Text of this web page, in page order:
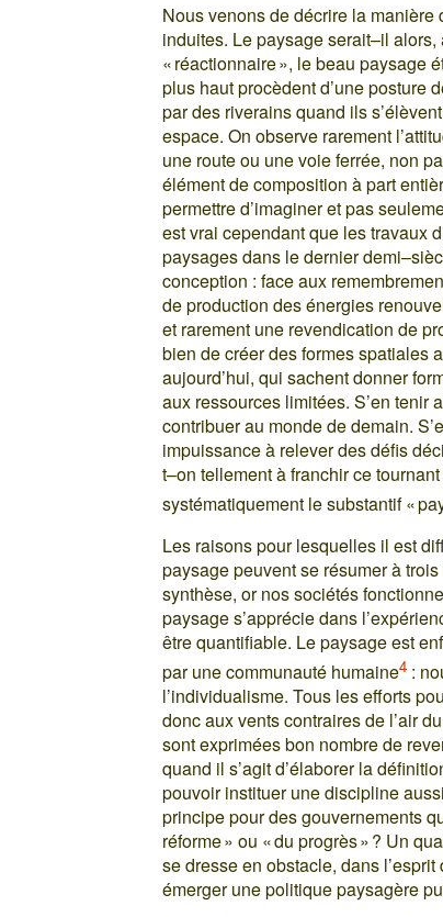
Nous venons de décrire la manière
induites. Le paysage serait–il
« réactionnaire », le beau paysage
plus haut procèdent d’une posture
par des riverains quand ils
espace. On observe rarement
une route ou une voie ferrée, non
élément de composition à part
permettre d’imaginer et pas
est vrai cependant que les travaux
paysages dans le dernier
conception : face aux
de production des énergies
et rarement une revendication de
bien de créer des formes spatiales
aujourd’hui, qui sachent donner
aux ressources limitées. S’en tenir
contribuer au monde de demain.
impuissance à relever des défis
t–on tellement à franchir ce
systématiquement le substantif «
Les raisons pour lesquelles il est
paysage peuvent se résumer à
synthèse, or nos sociétés
paysage s’apprécie dans
être quantifiable. Le paysage est
par une communauté humaine4 :
l’individualisme. Tous les efforts
donc aux vents contraires de l’air
sont exprimées bon nombre de
quand il s’agit d’élaborer la
pouvoir instituer une discipline
principe pour des gouvernements
réforme » ou « du progrès » ? Un
se dresse en obstacle, dans
émerger une politique paysagère